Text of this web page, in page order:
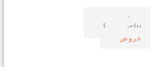
صدف بحري
الأكثر مبيعاً
عروض